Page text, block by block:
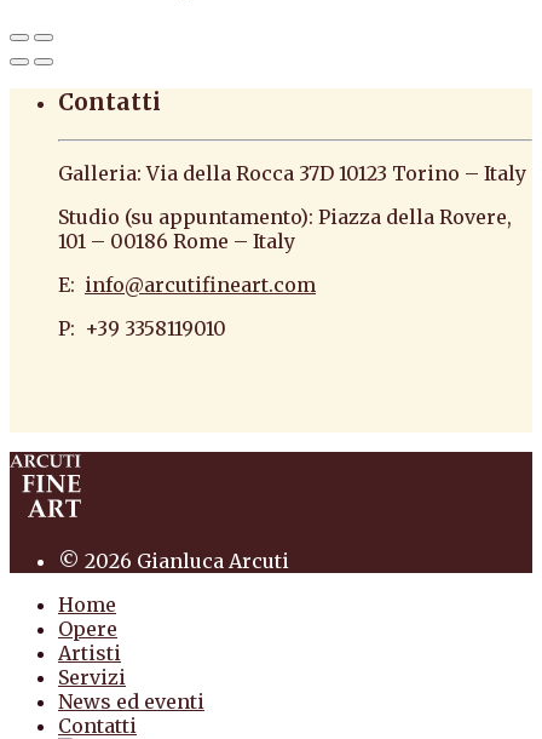
Contatti
Galleria: Via della Rocca 37D 10123 Torino – Italy
Studio (su appuntamento): Piazza della Rovere,
101 – 00186 Rome – Italy
E: info@arcutifineart.com
P: +39 3358119010
© 2026 Gianluca Arcuti
Home
Opere
Artisti
Servizi
News ed eventi
Contatti